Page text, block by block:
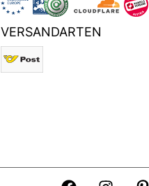
VERSANDARTEN